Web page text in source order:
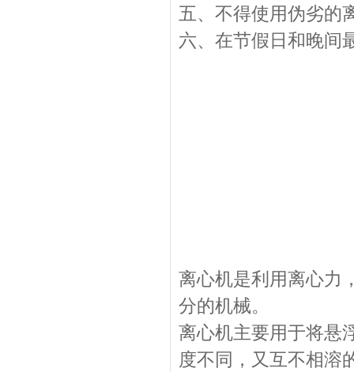
五、不得使用伪劣的
六、在节假日和晚间
离心机是利用离心力
分的机械。
离心机主要用于将悬
度不同，又互不相溶